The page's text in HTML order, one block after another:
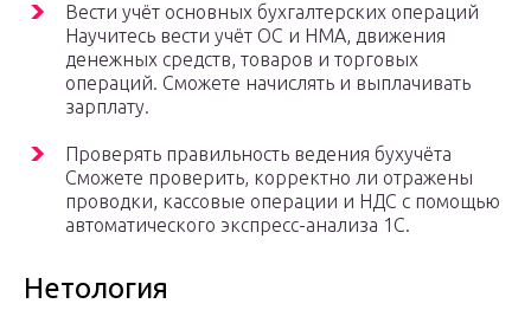
Вести учёт основных бухгалтерских операций
Научитесь вести учёт ОС и НМА, движения
денежных средств, товаров и торговых
операций. Сможете начислять и выплачивать
зарплату.
Проверять правильность ведения бухучёта
Сможете проверить, корректно ли отражены
проводки, кассовые операции и НДС с помощью
автоматического экспресс-анализа 1С.
Нетология